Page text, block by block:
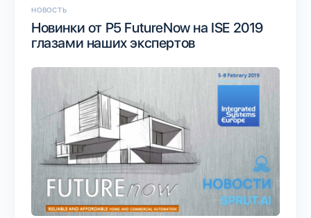
НОВОСТЬ
Новинки от P5 FutureNow на ISE 2019
глазами наших экспертов